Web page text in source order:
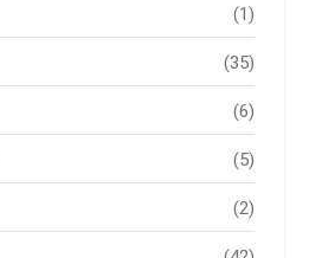
(1)
(35)
(6)
(5)
(2)